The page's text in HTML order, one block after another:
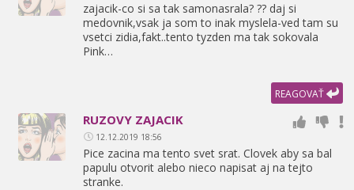
zajacik-co si sa tak samonasrala? ?? daj si
medovnik,vsak ja som to inak myslela-ved tam su
vsetci zidia,fakt..tento tyzden ma tak sokovala
Pink…
REAGOVAŤ
RUZOVY ZAJACIK
12.12.2019 18:56
Pice zacina ma tento svet srat. Clovek aby sa bal
papulu otvorit alebo nieco napisat aj na tejto
stranke.